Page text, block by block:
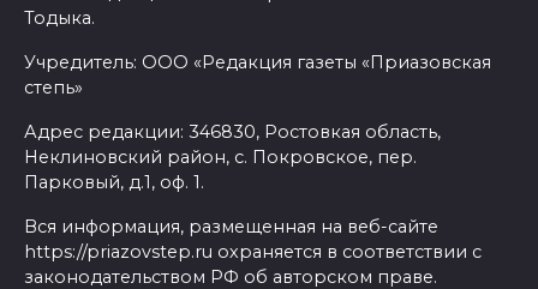
Тодыка.
Учредитель: ООО «Редакция газеты «Приазовская
степь»
Адрес редакции: 346830, Ростовкая область,
Неклиновский район, с. Покровское, пер.
Парковый, д.1, оф. 1.
Вся информация, размещенная на веб-сайте
https://priazovstep.ru охраняется в соответствии с
законодательством РФ об авторском праве.